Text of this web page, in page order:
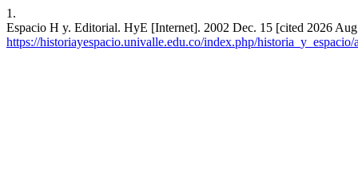
1.
Espacio H y. Editorial. HyE [Internet]. 2002 Dec. 15 [cited 2026
https://historiayespacio.univalle.edu.co/index.php/